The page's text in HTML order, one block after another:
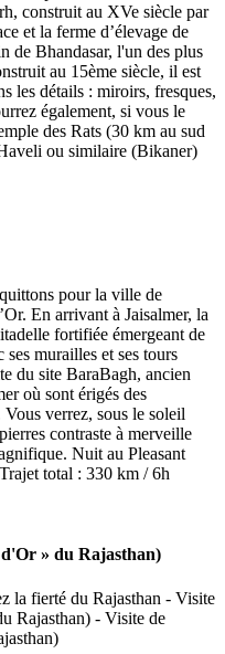
construit au XVe siècle par
et la ferme d’élevage de
de Bhandasar, l'un des plus
au 15ème siècle, il est
les détails : miroirs, fresques,
également, si vous le
des Rats (30 km au sud
ou similaire (Bikaner)
pour la ville de
En arrivant à Jaisalmer, la
fortifiée émergeant de
murailles et ses tours
du site BaraBagh, ancien
où sont érigés des
verrez, sous le soleil
contraste à merveille
Nuit au Pleasant
total : 330 km / 6h
» du Rajasthan)